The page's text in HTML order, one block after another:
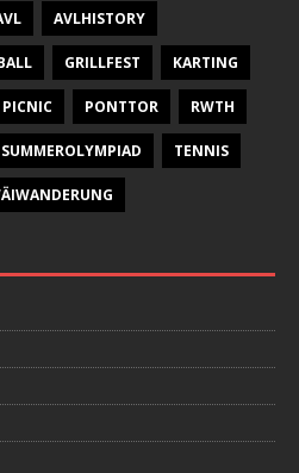
AVLHISTORY
GRILLFEST KARTING
PICNIC PONTTOR RWTH
SUMMEROLYMPIAD TENNIS